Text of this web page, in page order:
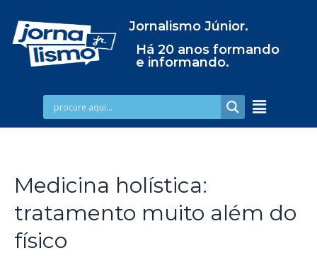
Jornalismo Júnior.
Há 20 anos formando
e informando.
Medicina holística:
tratamento muito além do
físico